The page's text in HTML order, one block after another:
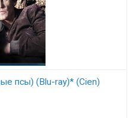
псы) (Blu-ray)* (Cien)